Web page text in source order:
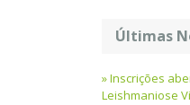
Últimas
Inscrições
Leishmaniose